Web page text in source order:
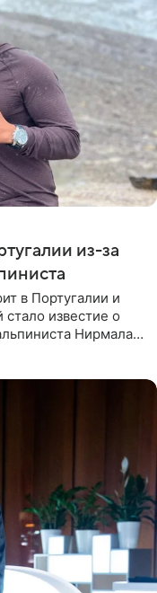
из-за
в Португалии и
известие о
Нирмала